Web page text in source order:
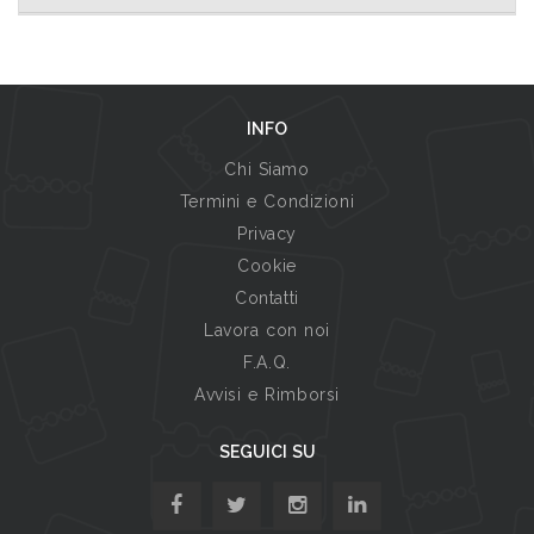
INFO
Chi Siamo
Termini e Condizioni
Privacy
Cookie
Contatti
Lavora con noi
F.A.Q.
Avvisi e Rimborsi
SEGUICI SU